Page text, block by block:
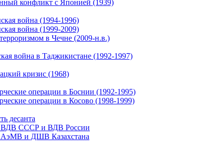
конфликт с Японией (1939)
война (1994-1996)
война (1999-2009)
в Чечне (2009-н.в.)
война в Таджикистане (1992-1997)
кризис (1968)
операции в Боснии (1992-1995)
операции в Косово (1998-1999)
десанта
СССР и ВДВ России
и ДШВ Казахстана